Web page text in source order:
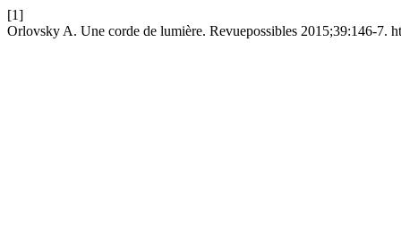
[1]
Orlovsky A. Une corde de lumière. Revuepossibles 2015;39:146-7.